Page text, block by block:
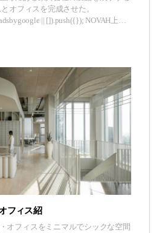
オフィスを完成させた。
|| []).push({}); NOVAH上海
らWELL認証の基準で建設されまし
フィス紹
オフィスをミニマルでシックな空間